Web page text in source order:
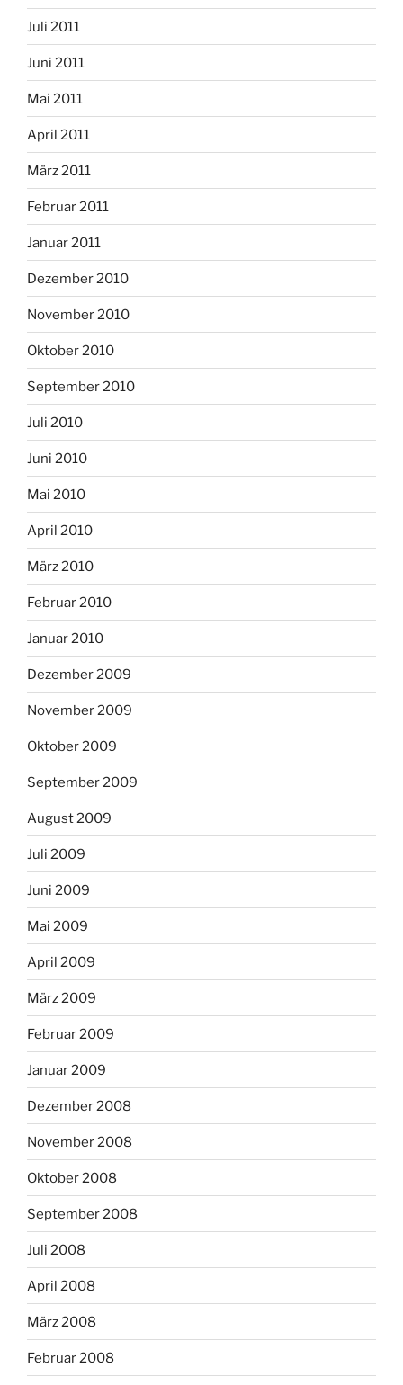
Juli 2011
Juni 2011
Mai 2011
April 2011
März 2011
Februar 2011
Januar 2011
Dezember 2010
November 2010
Oktober 2010
September 2010
Juli 2010
Juni 2010
Mai 2010
April 2010
März 2010
Februar 2010
Januar 2010
Dezember 2009
November 2009
Oktober 2009
September 2009
August 2009
Juli 2009
Juni 2009
Mai 2009
April 2009
März 2009
Februar 2009
Januar 2009
Dezember 2008
November 2008
Oktober 2008
September 2008
Juli 2008
April 2008
März 2008
Februar 2008